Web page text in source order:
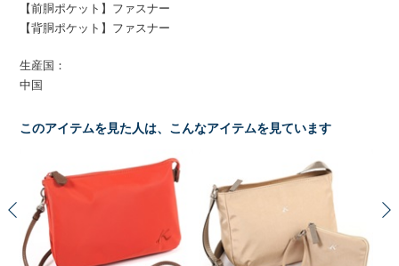
【前胴ポケット】ファスナー
【背胴ポケット】ファスナー
生産国：
中国
このアイテムを見た人は、こんなアイテムを見ています